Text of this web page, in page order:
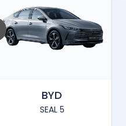
BYD
SEAL 5